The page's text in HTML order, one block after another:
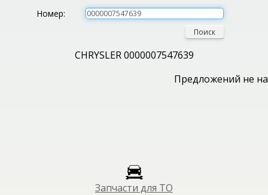
Номер:
Поиск
CHRYSLER 0000007547639
Предложений не
Запчасти для ТО